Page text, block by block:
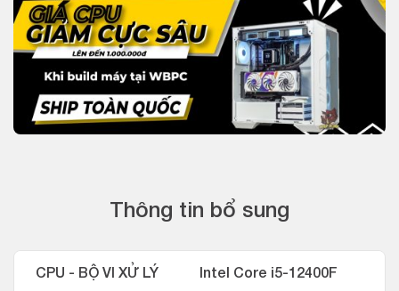
Thông tin bổ sung
CPU - BỘ VI XỬ LÝ Intel Core i5-12400F